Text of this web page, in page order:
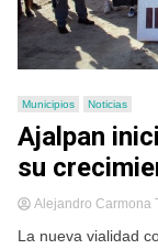
Municipios Noticias
Ajalpan
su
Alejandro Carmona
La nueva vialidad